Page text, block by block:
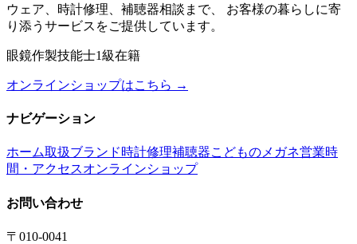
ウェア、時計修理、補聴器相談まで、 お客様の暮らしに寄
り添うサービスをご提供しています。
眼鏡作製技能士1級在籍
オンラインショップはこちら →
ナビゲーション
ホーム取扱ブランド時計修理補聴器こどものメガネ営業時
間・アクセスオンラインショップ
お問い合わせ
〒010-0041